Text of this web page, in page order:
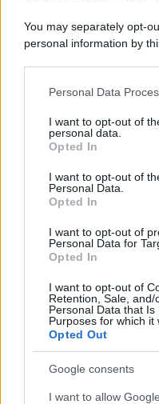
You may separately opt-
personal information by
This information may
disclose it to other third
Please note that this
services and may gather
not limited to your visit or
grant or deny consent to
consent section.
Personal Data
I want to opt-out of
personal data.
Opted In
I want to opt-out of
Personal Data.
Opted In
I want to opt-out of
Personal Data for
Opted In
I want to opt-out of
Retention, Sale,
Personal Data that
Purposes for which it
Opted Out
Google consents
I want to allow
Home Magazine 365
Cineverse Magazine
InvestirMag
Investieren24
News Hub UK
Lgbtq News